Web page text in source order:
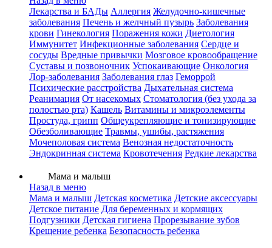
Лекарства и БАДы Аллергия Желудочно-кишечные
заболевания Печень и желчный пузырь Заболевания
крови Гинекология Поражения кожи Диетология
Иммунитет Инфекционные заболевания Сердце и
сосуды Вредные привычки Мозговое кровообращение
Суставы и позвоночник Успокаивающие Онкология
Лор-заболевания Заболевания глаз Геморрой
Психические расстройства Дыхательная система
Реанимация От насекомых Стоматология (без ухода за
полостью рта) Кашель Витамины и микроэлементы
Простуда, грипп Общеукрепляющие и тонизирующие
Обезболивающие Травмы, ушибы, растяжения
Мочеполовая система Венозная недостаточность
Эндокринная система Кровотечения Редкие лекарства
Мама и малыш
Назад в меню
Мама и малыш Детская косметика Детские аксессуары
Детское питание Для беременных и кормящих
Подгузники Детская гигиена Прорезывание зубов
Крещение ребенка Безопасность ребенка